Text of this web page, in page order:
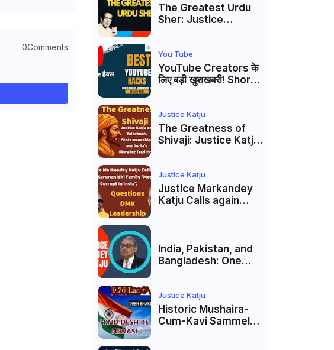
0Comments
The Greatest Urdu
Sher: Justice
Firaq Gorakhpuri's
Masterpiece
You Tube
YouTube Creators के
लिए बड़ी खुशखबरी! Shorts
Membership Trial
लॉन्च
Justice Katju
The Greatness of
Shivaji: Justice Katju
India’s Pluralist
Tradition
Justice Katju
Justice Markandey
Katju Calls again
DMK Leadership
India, Pakistan, and
Bangladesh: One
Justice Markandey
Katju
Justice Katju
Historic Mushaira-
Cum-Kavi Sammelan